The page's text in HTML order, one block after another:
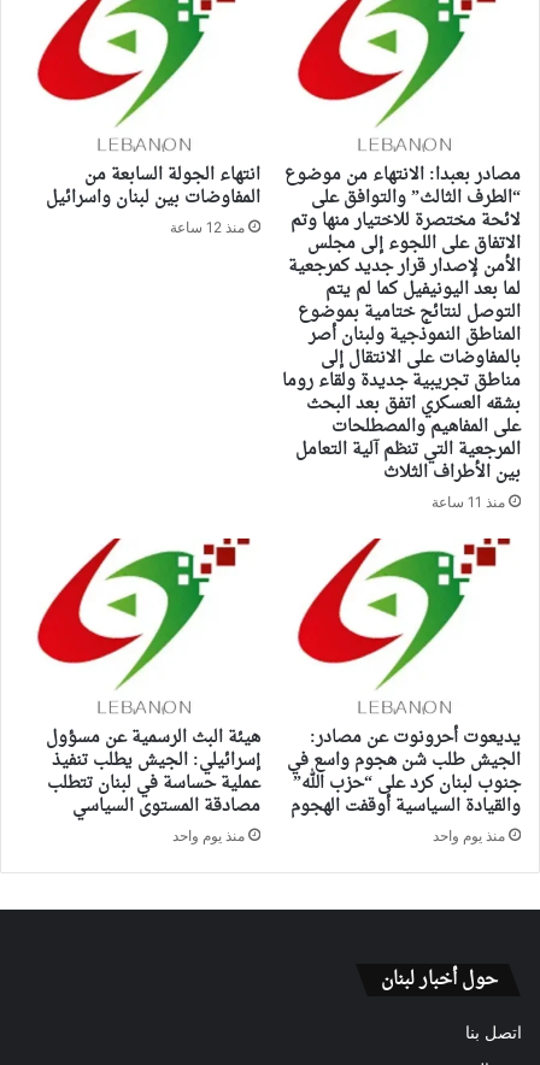
مصادر بعبدا: الانتهاء من موضوع
“الطرف الثالث” والتوافق على
لائحة مختصرة للاختيار منها وتم
الاتفاق على اللجوء إلى مجلس
الأمن لإصدار قرار جديد كمرجعية
لما بعد اليونيفيل كما لم يتم
التوصل لنتائج ختامية بموضوع
المناطق النموذجية ولبنان أصر
بالمفاوضات على الانتقال إلى
مناطق تجريبية جديدة ولقاء روما
بشقه العسكري اتفق بعد البحث
على المفاهيم والمصطلحات
المرجعية التي تنظم آلية التعامل
بين الأطراف الثلاث
منذ 11 ساعة
انتهاء الجولة السابعة من
المفاوضات بين لبنان واسرائيل
منذ 12 ساعة
يديعوت أحرونوت عن مصادر:
الجيش طلب شن هجوم واسع في
جنوب لبنان كرد على “حزب الله”
والقيادة السياسية أوقفت الهجوم
منذ يوم واحد
هيئة البث الرسمية عن مسؤول
إسرائيلي: الجيش يطلب تنفيذ
عملية حساسة في لبنان تتطلب
مصادقة المستوى السياسي
منذ يوم واحد
حول أخبار لبنان
اتصل بنا